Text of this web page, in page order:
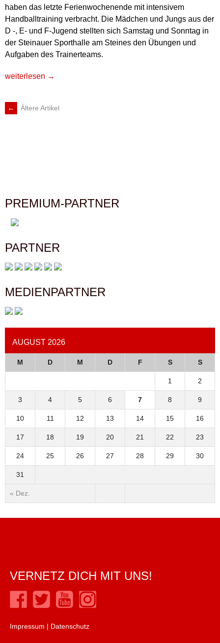
haben das letzte Ferienwochenende mit intensivem
Handballtraining verbracht. Die Mädchen und Jungs aus der
D -, E- und F-Jugend stellten sich Samstag und Sonntag in
der Steinauer Sporthalle am Steines den Übungen und
Aufgaben des Trainerteams.
„JUGENDHANDBALLER
KINZIGTAL
weiterlesen →
BEITRAGSNAVIGATION
← Ältere Artikel
PREMIUM-PARTNER
PARTNER
MEDIENPARTNER
AUGUST 2026
M D M D F S S
« Dez.
1 2
3 4 5 6 7 8 9
10 11 12 13 14 15 16
17 18 19 20 21 22 23
24 25 26 27 28 29 30
31
VERNETZ DICH MIT UNS!
Impressum | Datenschutz